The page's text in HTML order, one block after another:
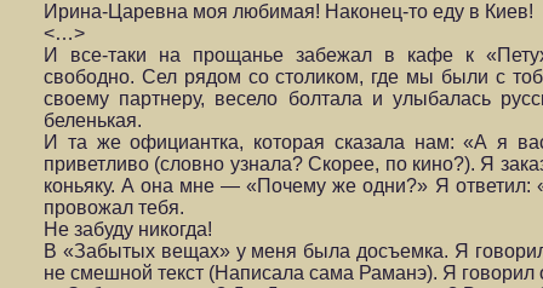
Ирина-Царевна моя любимая! Наконец-то еду в Киев!
<…>
И все-таки на прощанье забежал в кафе к
свободно. Сел рядом со столиком, где мы были с
своему партнеру, весело болтала и улыбалась
беленькая.
И та же официантка, которая сказала нам: «А я
приветливо (словно узнала? Скорее, по кино?). Я
коньяку. А она мне — «Почему же одни?» Я ответил:
провожал тебя.
Не забуду никогда!
В «Забытых вещах» у меня была досъемка. Я
не смешной текст (Написала сама Раманэ). Я говорил